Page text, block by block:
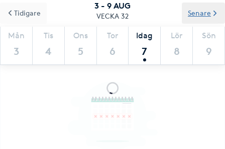
3 - 9 AUG
VECKA 32
Mån
3
Tis
4
Ons
5
Tor
6
Idag
7
Lör
8
Sön
9
Tidigare Senare